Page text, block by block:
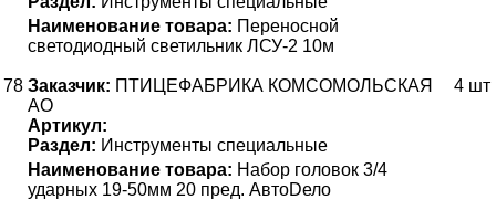
78
Наименование товара: Переносной
светодиодный светильник ЛСУ-2 10м
Заказчик: ПТИЦЕФАБРИКА КОМСОМОЛЬСКАЯ
АО
Артикул:
Раздел: Инструменты специальные
4 шт
Наименование товара: Набор головок 3/4
ударных 19-50мм 20 пред. АвтоDело